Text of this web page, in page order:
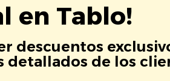
en Tablo!
descuentos
detallados de los